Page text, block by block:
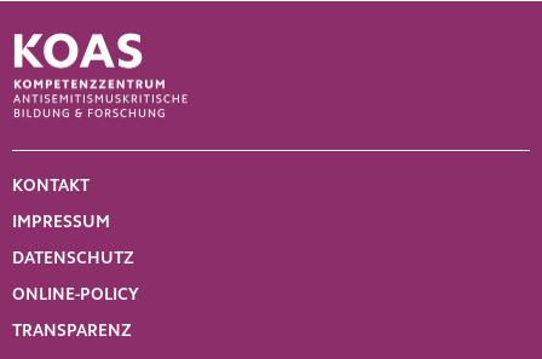
KONTAKT
IMPRESSUM
DATENSCHUTZ
ONLINE-POLICY
TRANSPARENZ